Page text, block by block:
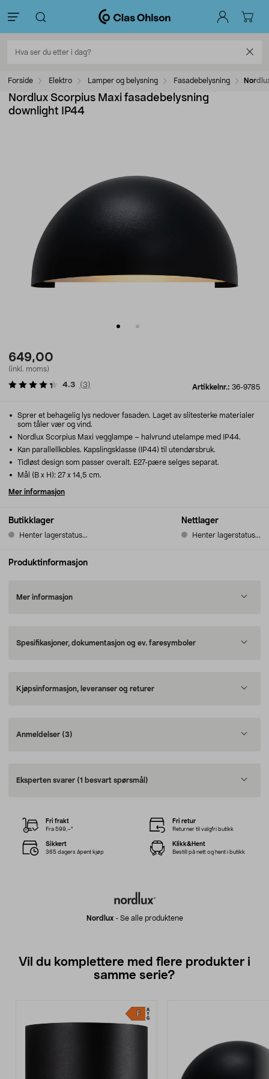
Forside Elektro Lamper og belysning Fasadebelysning
Nordlux Scorpius Maxi fasadebelysning
downlight IP44
649,00
(inkl. moms)
Artikkelnr.: 36-9785
4.3 (3)
Butikklager
Henter lagerstatus...
Nettlager
Henter lagerstatus...
Sprer et behagelig lys nedover fasaden. Laget av slitesterke materialer
som tåler vær og vind.
Nordlux Scorpius Maxi vegglampe – halvrund utelampe med IP44.
Kan parallellkobles. Kapslingsklasse (IP44) til utendørsbruk.
Tidløst design som passer overalt. E27-pære selges separat.
Mål (B x H): 27 x 14,5 cm.
Mer informasjon
Produktinformasjon
Mer informasjon
Spesifikasjoner, dokumentasjon og ev. faresymboler
Kjøpsinformasjon, leveranser og returer
Anmeldelser (3)
Eksperten svarer (1 besvart spørsmål)
Nordlux- Se alle produktene
Fri frakt
Fra 599,–*
Fri retur
Returner til valgfri butikk
Sikkert
365 dagers åpent kjøp
Klikk&Hent
Bestill på nett og hent i butikk
Vil du komplettere med flere produkter i
samme serie?